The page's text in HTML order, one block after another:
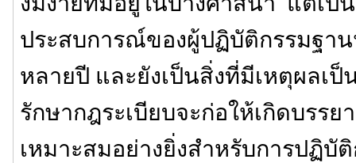
ประสบการณ์ของผู้ปฏิบัติกรรมฐา
หลายปี และยังเป็นสิ่งที่มีเหตุผลเ
รักษากฎระเบียบจะก่อให้เกิดบรรย
เหมาะสมอย่างยิ่งสำหรับการปฏิบั